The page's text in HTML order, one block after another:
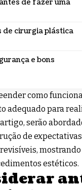
de fazer uma
de cirurgia plástica
e bons
como
adequado para
serão
de
estéticos.